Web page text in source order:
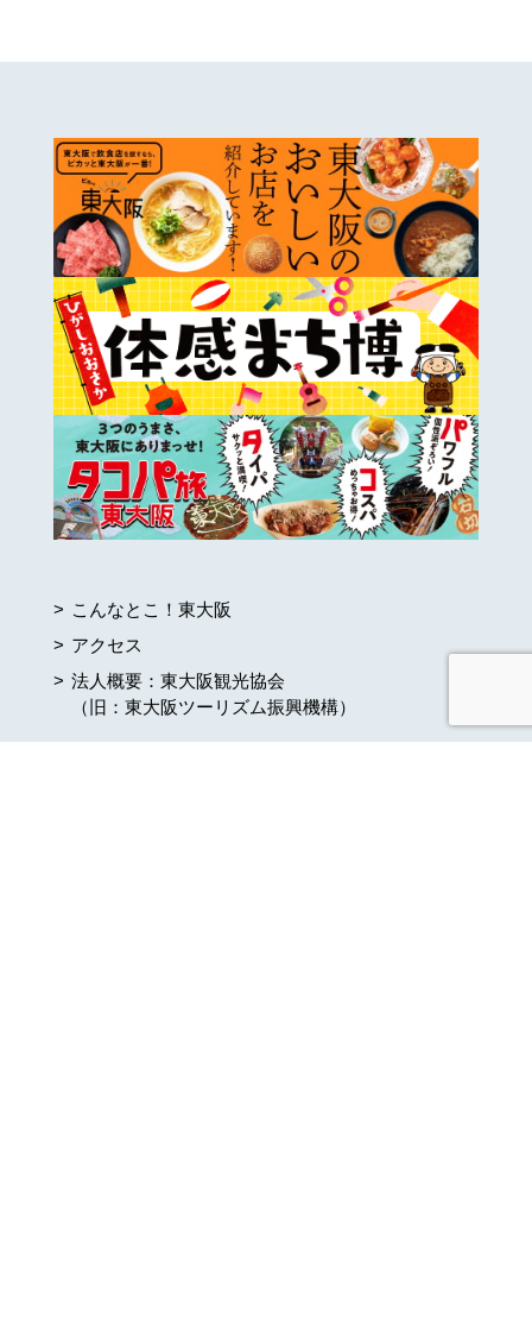
こんなとこ！東大阪
アクセス
法人概要：東大阪観光協会
（旧：東大阪ツーリズム振興機構）